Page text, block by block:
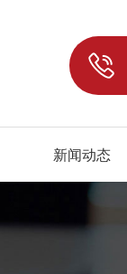
新闻动态